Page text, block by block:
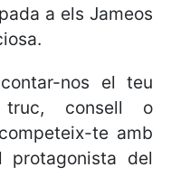
a els Jameos
nos el teu
consell o
te amb
del